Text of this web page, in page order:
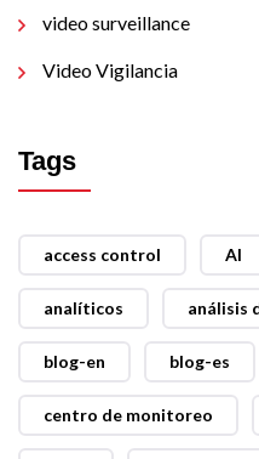
video surveillance
Video Vigilancia
Tags
access control AI
analíticos análisis
blog-en blog-es
centro de monitoreo